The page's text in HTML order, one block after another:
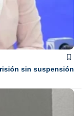
sin suspensión